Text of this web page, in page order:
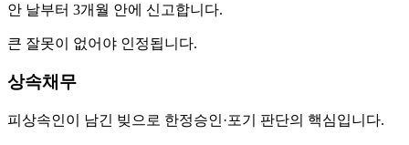
안 날부터 3개월 안에 신고합니다.
큰 잘못이 없어야 인정됩니다.
상속채무
피상속인이 남긴 빚으로 한정승인·포기 판단의 핵심입니다.